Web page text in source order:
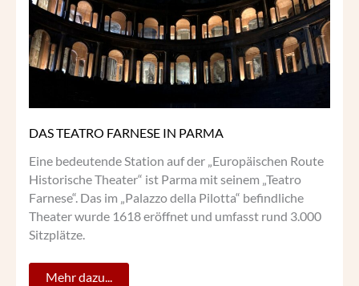
DAS TEATRO FARNESE IN PARMA
Eine bedeutende Station auf der „Europäischen Route
Historische Theater“ ist Parma mit seinem „Teatro
Farnese“. Das im „Palazzo della Pilotta“ befindliche
Theater wurde 1618 eröffnet und umfasst rund 3.000
Sitzplätze.
Mehr dazu...